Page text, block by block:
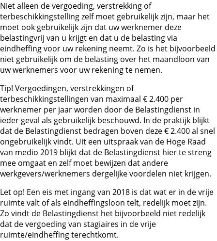
Niet alleen de vergoeding, verstrekking of
terbeschikkingstelling zelf moet gebruikelijk zijn, maar het
moet ook gebruikelijk zijn dat uw werknemer deze
belastingvrij van u krijgt en dat u de belasting via
eindheffing voor uw rekening neemt. Zo is het bijvoorbeeld
niet gebruikelijk om de belasting over het maandloon van
uw werknemers voor uw rekening te nemen.
Tip! Vergoedingen, verstrekkingen of
terbeschikkingstellingen van maximaal € 2.400 per
werknemer per jaar worden door de Belastingdienst in
ieder geval als gebruikelijk beschouwd. In de praktijk blijkt
dat de Belastingdienst bedragen boven deze € 2.400 al snel
ongebruikelijk vindt. Uit een uitspraak van de Hoge Raad
van medio 2019 blijkt dat de Belastingdienst hier te streng
mee omgaat en zelf moet bewijzen dat andere
werkgevers/werknemers dergelijke voordelen niet krijgen.
Let op! Een eis met ingang van 2018 is dat wat er in de vrije
ruimte valt of als eindheffingsloon telt, redelijk moet zijn.
Zo vindt de Belastingdienst het bijvoorbeeld niet redelijk
dat de vergoeding van stagiaires in de vrije
ruimte/eindheffing terechtkomt.